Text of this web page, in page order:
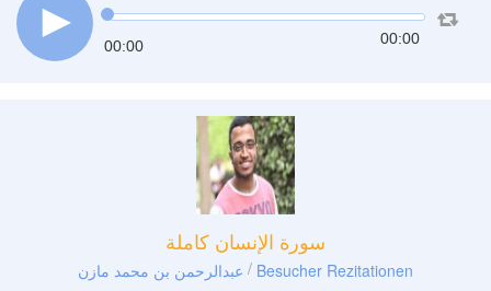
00:00 00:00
سورة الإنسان كاملة
عبدالرحمن بن محمد مازن / Besucher Rezitationen